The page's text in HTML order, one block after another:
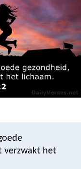
verzwakt het